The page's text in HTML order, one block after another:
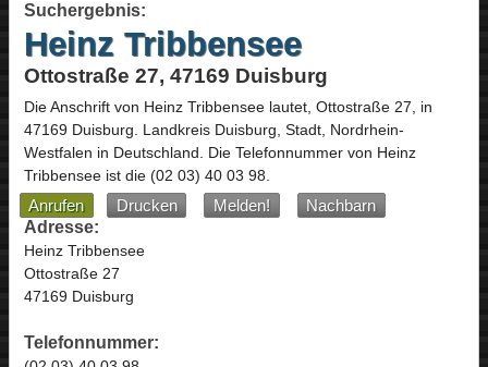
Suchergebnis:
Heinz Tribbensee
Ottostraße 27, 47169 Duisburg
Die Anschrift von Heinz Tribbenseelautet, Ottostraße 27, in
47169 Duisburg. Landkreis Duisburg, Stadt, Nordrhein-
Westfalen in Deutschland. Die Telefonnummer von Heinz
Tribbensee ist die (02 03) 40 03 98.
Anrufen Drucken Melden!
Nachbarn
Adresse:
Heinz Tribbensee
Ottostraße 27
47169 Duisburg
Telefonnummer: